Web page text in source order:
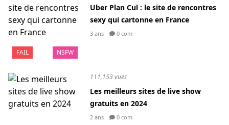
FAIL NSFW
Uber Plan Cul : le site de rencontres
sexy qui cartonne en France
3 ans 0 com
111,153 vues
Les meilleurs sites de live show
gratuits en 2024
2 ans 0 com